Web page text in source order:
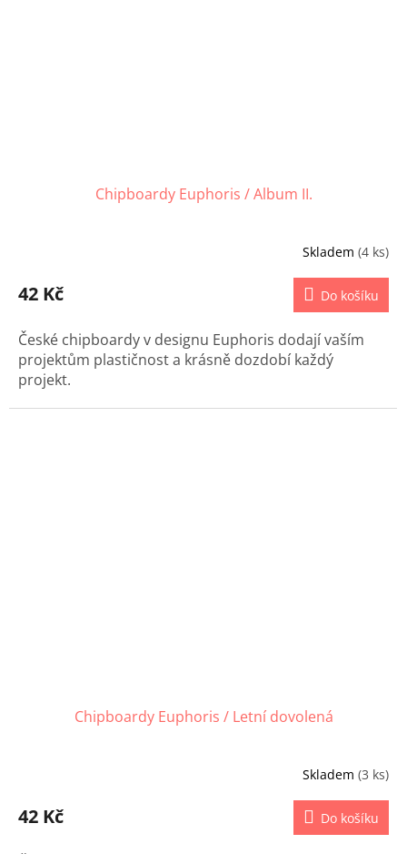
Chipboardy Euphoris / Album II.
Skladem (4 ks)
42 Kč Do košíku
České chipboardy v designu Euphoris dodají vaším
projektům plastičnost a krásně dozdobí každý
projekt.
Chipboardy Euphoris / Letní dovolená
Skladem (3 ks)
42 Kč Do košíku